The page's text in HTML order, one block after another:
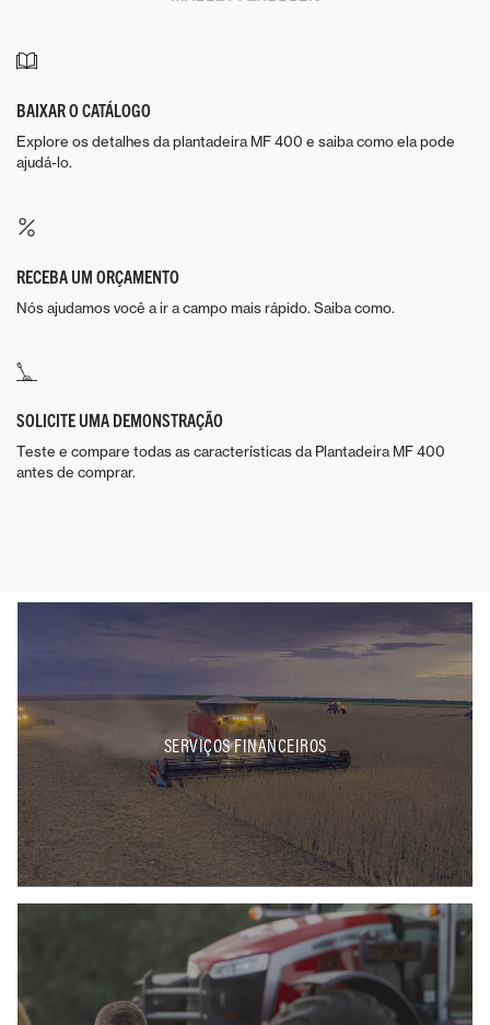
BAIXAR O CATÁLOGO
Explore os detalhes da plantadeira MF 400 e saiba como ela pode
ajudá-lo.
RECEBA UM ORÇAMENTO
Nós ajudamos você a ir a campo mais rápido. Saiba como.
SOLICITE UMA DEMONSTRAÇÃO
Teste e compare todas as características da Plantadeira MF 400
antes de comprar.
SERVIÇOS FINANCEIROS